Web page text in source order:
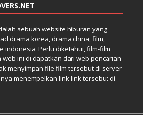
sebuah website hiburan yang
drama korea, drama china, film,
indonesia. Perlu diketahui, film-film
ini di dapatkan dari web pencarian
menyimpan file film tersebut di server
menempelkan link-link tersebut di